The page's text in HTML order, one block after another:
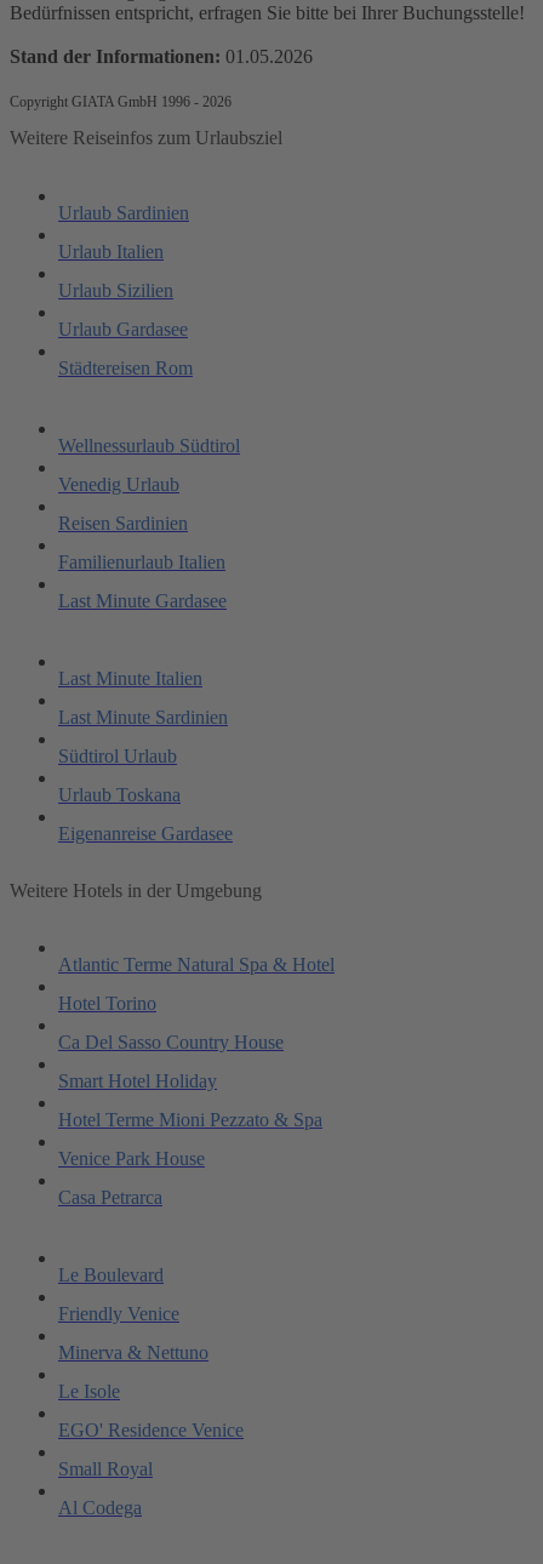
Bedürfnissen entspricht, erfragen Sie bitte bei Ihrer Buchungsstelle!
Stand der Informationen: 01.05.2026
Copyright GIATA GmbH 1996 - 2026
Weitere Reiseinfos zum Urlaubsziel
Urlaub Sardinien
Urlaub Italien
Urlaub Sizilien
Urlaub Gardasee
Städtereisen Rom
Wellnessurlaub Südtirol
Venedig Urlaub
Reisen Sardinien
Familienurlaub Italien
Last Minute Gardasee
Last Minute Italien
Last Minute Sardinien
Südtirol Urlaub
Urlaub Toskana
Eigenanreise Gardasee
Weitere Hotels in der Umgebung
Atlantic Terme Natural Spa & Hotel
Hotel Torino
Ca Del Sasso Country House
Smart Hotel Holiday
Hotel Terme Mioni Pezzato & Spa
Venice Park House
Casa Petrarca
Le Boulevard
Friendly Venice
Minerva & Nettuno
Le Isole
EGO' Residence Venice
Small Royal
Al Codega